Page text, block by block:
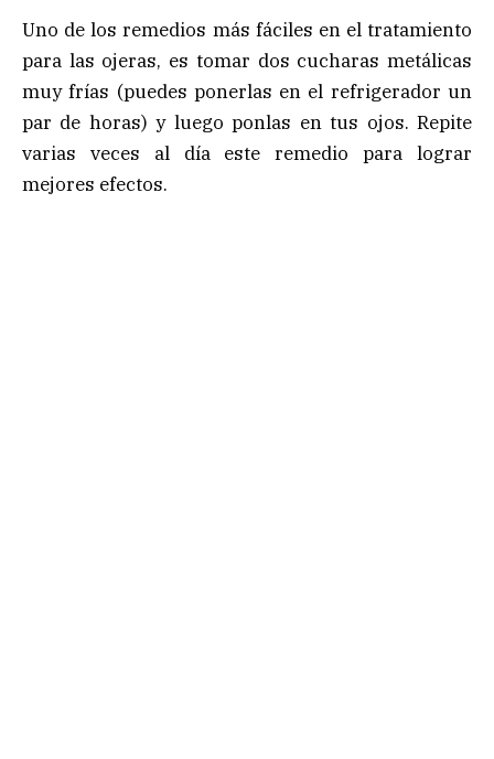
Uno de los remedios más fáciles en el tratamiento
para las ojeras, es tomar dos cucharas metálicas
muy frías (puedes ponerlas en el refrigerador un
par de horas) y luego ponlas en tus ojos. Repite
varias veces al día este remedio para lograr
mejores efectos.